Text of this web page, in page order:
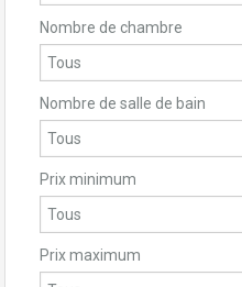
Nombre de chambre
Nombre de salle de bain
Prix minimum
Prix maximum